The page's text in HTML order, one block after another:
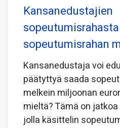
Kansanedustajien
sopeutumisrahasta
sopeutumisrahan
Kansanedustaja voi
päätyttyä saada
melkein miljoonan
mieltä? Tämä on
jolla käsittelin